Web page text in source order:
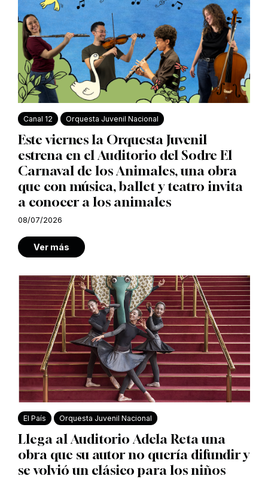
Canal 12 Orquesta Juvenil Nacional
Este viernes la Orquesta Juvenil
estrena en el Auditorio del Sodre El
Carnaval de los Animales, una obra
que con música, ballet y teatro invita
a conocer a los animales
08/07/2026
Ver más
El País Orquesta Juvenil Nacional
Llega al Auditorio Adela Reta una
obra que su autor no quería difundir y
se volvió un clásico para los niños